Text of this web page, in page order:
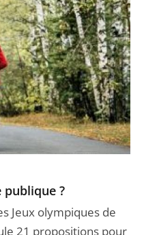
?
Jeux olympiques de
21 propositions pour